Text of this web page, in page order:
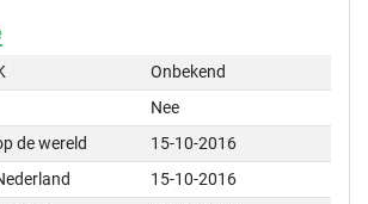
Onbekend
Nee
de wereld
15-10-2016
15-10-2016